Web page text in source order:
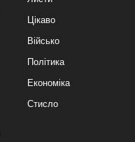
Цікаво
Військо
Політика
Економіка
Стисло